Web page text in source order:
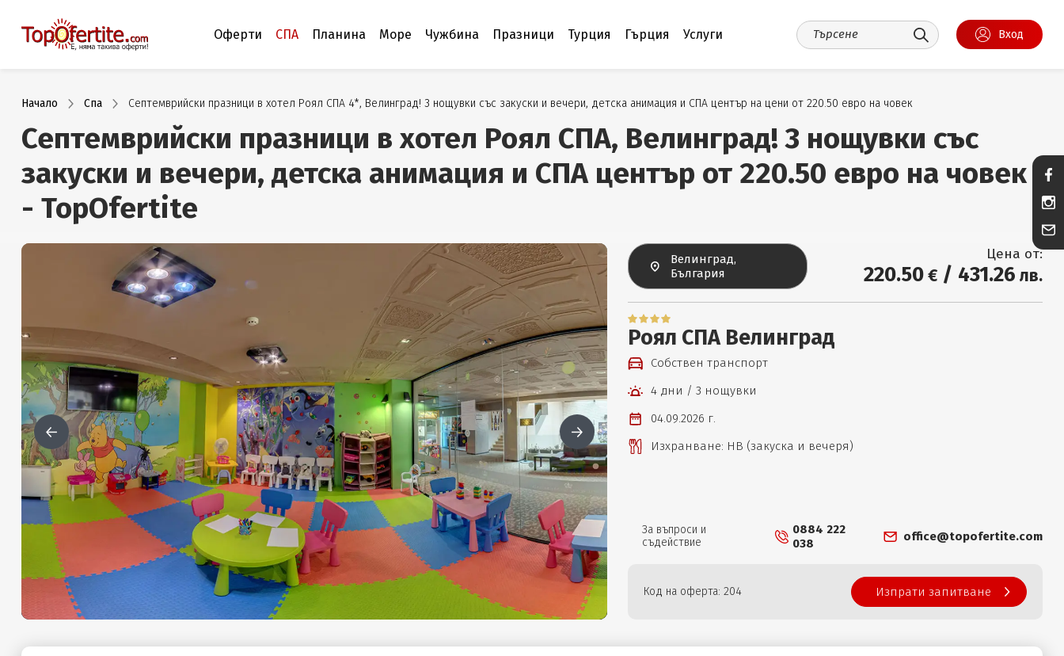
Оферти СПА Планина Море Чужбина Празници Турция Гърция Услуги Вход
Начало Спа Септемврийски празници в хотел Роял СПА 4*, Велинград! 3 нощувки със закуски и вечери, детска анимация и СПА център на цени от 220.50 евро на човек
Септемврийски празници в хотел Роял СПА, Велинград! 3 нощувки със
закуски и вечери, детска анимация и СПА център от 220.50 евро на човек
- TopOfertite
Велинград,
България
Цена от:
220.50€ / 431.26 лв.
Роял СПА Велинград
Собствен транспорт
4 дни / 3 нощувки
04.09.2026 г.
Изхранване: НВ (закуска и вечеря)
За въпроси и
съдействие
0884 222
038
office@topofertite.com
Код на оферта: 204 Изпрати запитване